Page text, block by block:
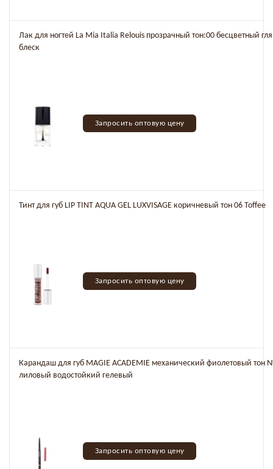
Лак для ногтей La Mia Italia Relouis прозрачный тон:00 бесцветный
блеск
Запросить оптовую цену
Тинт для губ LIP TINT AQUA GEL LUXVISAGE коричневый тон 06 Toffee
Запросить оптовую цену
Карандаш для губ MAGIE ACADEMIE механический фиолетовый тон
лиловый водостойкий гелевый
Запросить оптовую цену